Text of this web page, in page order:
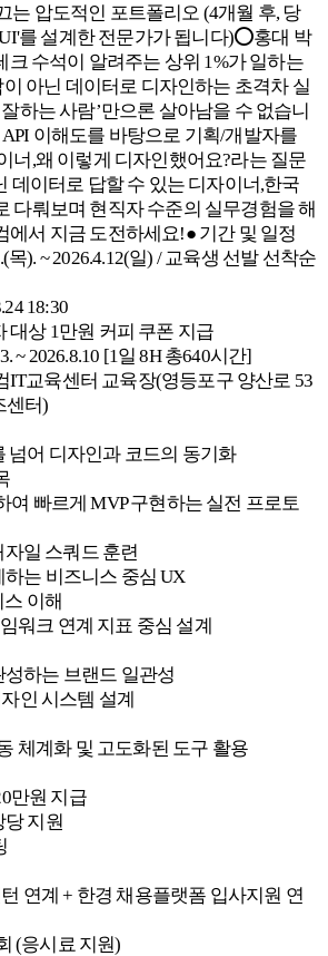
는 압도적인 포트폴리오 (4개월 후, 당
를 설계한 전문가가 됩니다)⭕홍대 박
크 수석이 알려주는 상위 1%가 일하는
아닌 데이터로 디자인하는 초격차 실
하는 사람’만으론 살아남을 수 없습니
API 이해도를 바탕으로 기획/개발자를
너,왜 이렇게 디자인했어요?라는 질문
데이터로 답할 수 있는 디자이너,한국
다뤄보며 현직자 수준의 실무경험을 해
에서 지금 도전하세요!● 기간 및 일정
목). ~ 2026.4.12(일) / 교육생 선발 선착순
18:30
상 1만원 커피 쿠폰 지급
~ 2026.8.10 [1일 8H 총640시간]
IT교육센터 교육장(영등포구 양산로 53
센터)
넘어 디자인과 코드의 동기화
여 빠르게 MVP 구현하는 실전 프로토
자일 스쿼드 훈련
하는 비즈니스 중심 UX
이해
워크 연계 지표 중심 설계
성하는 브랜드 일관성
인 시스템 설계
체계화 및 고도화된 도구 활용
만원 지급
당 지원
연계 + 한경 채용플랫폼 입사지원 연
(응시료 지원)